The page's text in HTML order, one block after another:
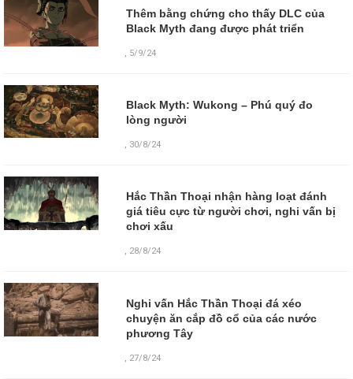
Thêm bằng chứng cho thấy DLC của
Black Myth đang được phát triển
, 5/9/24
Black Myth: Wukong – Phú quý đo
lòng người
, 30/8/24
Hắc Thần Thoại nhận hàng loạt đánh
giá tiêu cực từ người chơi, nghi vấn bị
chơi xấu
, 28/8/24
Nghi vấn Hắc Thần Thoại đá xéo
chuyện ăn cắp đồ cổ của các nước
phương Tây
, 27/8/24